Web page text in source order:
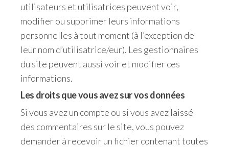
utilisateurs et utilisatrices peuvent voir,
modifier ou supprimer leurs informations
personnelles à tout moment (à l’exception de
leur nom d’utilisatrice/eur). Les gestionnaires
du site peuvent aussi voir et modifier ces
informations.
Les droits que vous avez sur vos données
Si vous avez un compte ou si vous avez laissé
des commentaires sur le site, vous pouvez
demander à recevoir un fichier contenant toutes